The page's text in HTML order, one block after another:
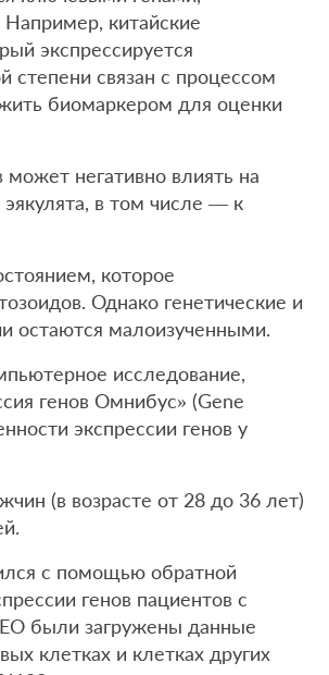
китайские
экспрессируется
степени связан с процессом
биомаркером для оценки
негативно влиять на
в том числе — к
которое
Однако генетические и
остаются малоизученными.
исследование,
генов Омнибус» (Gene
экспрессии генов у
(в возрасте от 28 до 36 лет)
с помощью обратной
генов пациентов с
были загружены данные
клетках и клетках других